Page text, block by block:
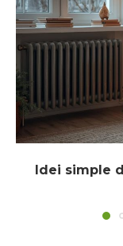
Idei simple